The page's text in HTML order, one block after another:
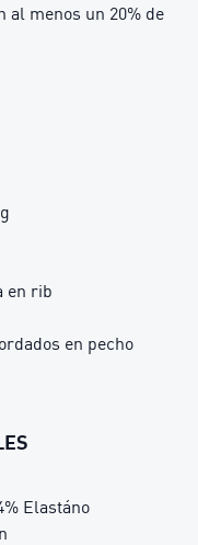
al menos un 20% de
en rib
en pecho
Elastáno